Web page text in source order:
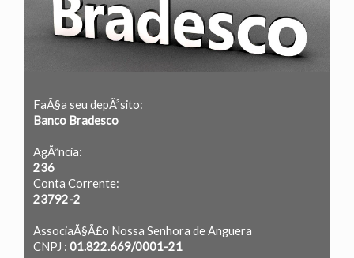
FaÃ§a seu depÃ³sito:
Banco Bradesco
AgÃªncia:
236
Conta Corrente:
23792-2
AssociaÃ§Ã£o Nossa Senhora de Anguera
CNPJ : 01.822.669/0001-21